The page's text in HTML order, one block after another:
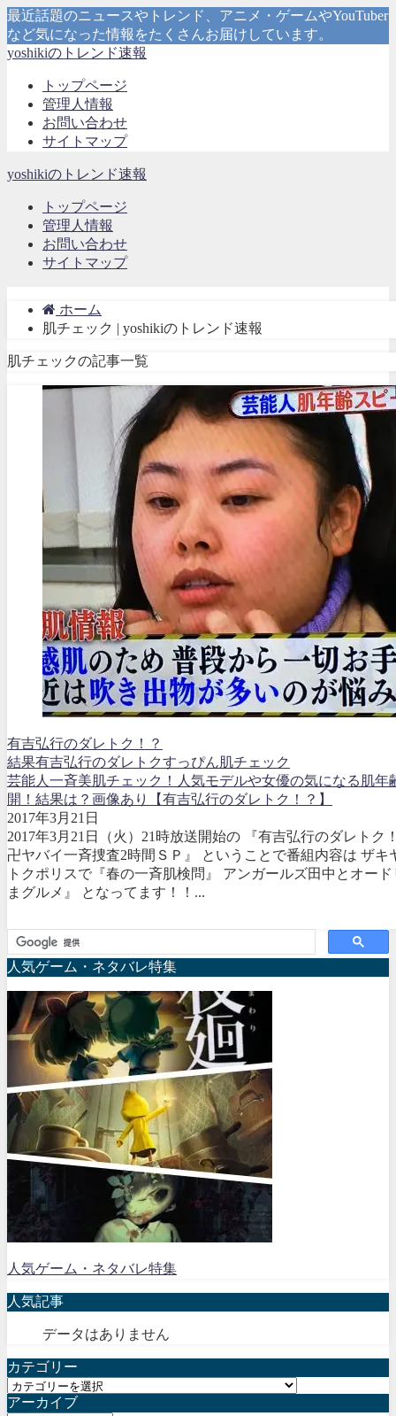
最近話題のニュースやトレンド、アニメ・ゲームやYouTuber
など気になった情報をたくさんお届けしています。
yoshikiのトレンド速報
トップページ
管理人情報
お問い合わせ
サイトマップ
yoshikiのトレンド速報
トップページ
管理人情報
お問い合わせ
サイトマップ
ホーム
肌チェック | yoshikiのトレンド速報
肌チェックの記事一覧
有吉弘行のダレトク！？
結果有吉弘行のダレトクすっぴん 肌チェック
芸能人一斉美肌チェック！人気モデルや女優の気になる肌年
開！結果は？画像あり【有吉弘行のダレトク！？】
2017年3月21日
2017年3月21日（火）21時放送開始の 『有吉弘行のダレトク
卍ヤバイ一斉捜査2時間ＳＰ』 ということで番組内容は ザキ
トクポリスで『春の一斉肌検問』 アンガールズ田中とオー
まグルメ』 となってます！！...
人気ゲーム・ネタバレ特集
人気ゲーム・ネタバレ特集
人気記事
データはありません
カテゴリー
カ
テ
アーカイブ